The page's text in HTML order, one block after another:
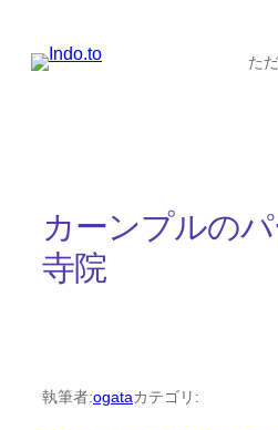
た
カーンプルの
寺院
執筆者:ogataカテゴリ: